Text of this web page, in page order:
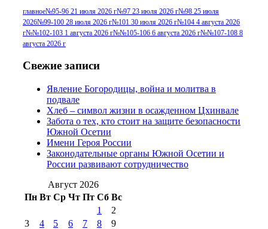
г(13) №96 28 июля 2015 г(9) №96+97 3
июля 2014 г(10)№96+97 30 июля
2016 г(13)
июля 2017 г
2012 г
(15)
№97 30 июля 2015 г
(15)№98 1 августа 2015 г
августа 2016 г(10)№98 5 июля 2014 г(10)
№98 8 августа 2013 г
августа 2012 г(14) №98+99 11 июля
2017 г(9)
№99 4 августа
2016 г(12) №99 8 июля 2014 г
августа 2012 г(11)
августа 2013 г
(12)
главное№95-96 21 июля 2026 г№97 23 июля 2026 г№98 25 июля
2026№99-100 28 июля 2026 г№101 30 июля 2026 г№104 4 августа 2026
г№№102-103 1 августа 2026 г№№105-106 6 августа 2026 г№№107-108 8
августа 2026 г
Свежие записи
Явление Богородицы, война и молитва в
подвале
Хлеб – символ жизни в осажденном Цхинвале
Забота о тех, кто стоит на защите безопасности
Южной Осетии
Имени Героя России
Законодательные органы Южной Осетии и
России развивают сотрудничество
Август 2026
Пн Вт Ср Чт Пт Сб Вс
1
2
3
4 5 6 7 8
9